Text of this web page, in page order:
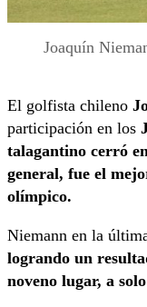
Joaquín
El golfista chileno
participación en los
talagantino cerró
general, fue el
olímpico.
Niemann en la
logrando un
noveno lugar, a